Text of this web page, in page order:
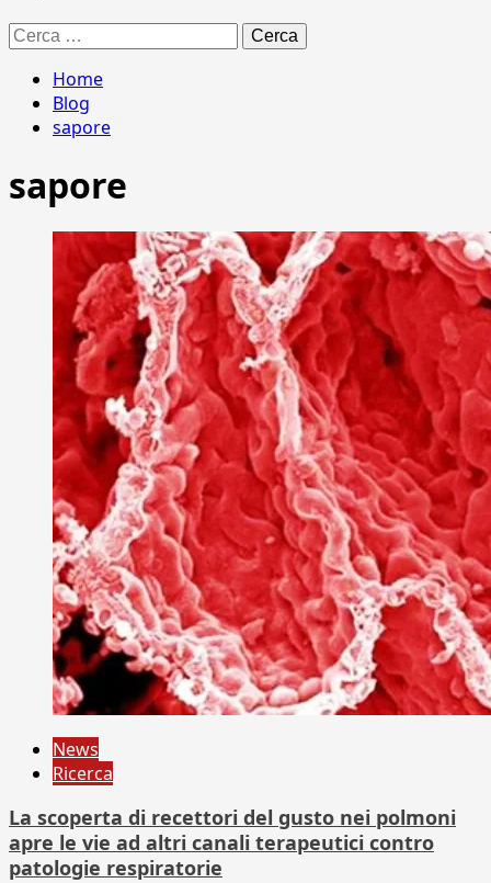
Ricerca
per:
Home
Blog
sapore
sapore
News
Ricerca
La scoperta di recettori del gusto nei polmoni
apre le vie ad altri canali terapeutici contro
patologie respiratorie